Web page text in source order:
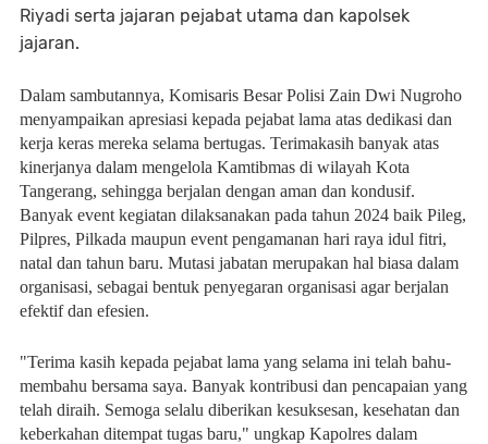
Riyadi serta jajaran pejabat utama dan kapolsek
jajaran.
Dalam sambutannya, Komisaris Besar Polisi Zain Dwi Nugroho
menyampaikan apresiasi kepada pejabat lama atas dedikasi dan
kerja keras mereka selama bertugas. Terimakasih banyak atas
kinerjanya dalam mengelola Kamtibmas di wilayah Kota
Tangerang, sehingga berjalan dengan aman dan kondusif.
Banyak event kegiatan dilaksanakan pada tahun 2024 baik Pileg,
Pilpres, Pilkada maupun event pengamanan hari raya idul fitri,
natal dan tahun baru. Mutasi jabatan merupakan hal biasa dalam
organisasi, sebagai bentuk penyegaran organisasi agar berjalan
efektif dan efesien.
"Terima kasih kepada pejabat lama yang selama ini telah bahu-
membahu bersama saya. Banyak kontribusi dan pencapaian yang
telah diraih. Semoga selalu diberikan kesuksesan, kesehatan dan
keberkahan ditempat tugas baru," ungkap Kapolres dalam